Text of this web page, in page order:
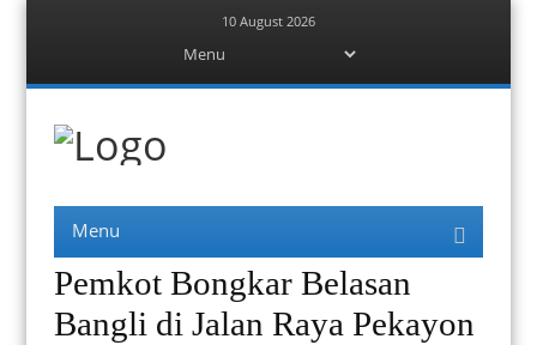
10 August 2026
content
Berita Bekasi
Menu
content
Pemkot Bongkar Belasan
Bangli di Jalan Raya Pekayon